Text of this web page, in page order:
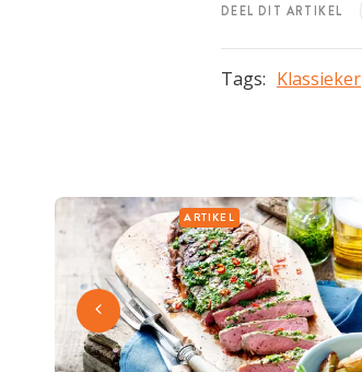
ARTIKEL
DEEL DIT ARTIKEL
Tags: Klassieker